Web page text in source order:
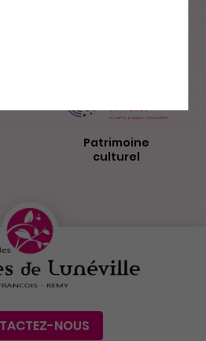
Patrimoine
culturel
NOUS